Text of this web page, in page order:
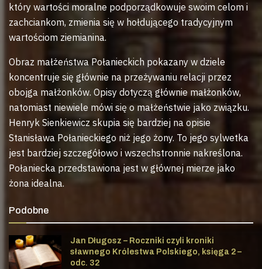
który wartości moralne podporządkowuje swoim celom i
zachciankom, zmienia się w hołdującego tradycyjnym
wartościom ziemianina.
Obraz małżeństwa Połanieckich pokazany w dziele
koncentruje się głównie na przeżywaniu relacji przez
obojga małżonków. Opisy dotyczą głównie małżonków,
natomiast niewiele mówi się o małżeństwie jako związku.
Henryk Sienkiewicz skupia się bardziej na opisie
Stanisława Połanieckiego niż jego żony. To jego sylwetka
jest bardziej szczegółowo i wszechstronnie nakreślona.
Połaniecka przedstawiona jest w głównej mierze jako
żona idealna.
Podobne
Jan Długosz – Roczniki czyli kroniki
sławnego Królestwa Polskiego, księga 2 –
odc. 32